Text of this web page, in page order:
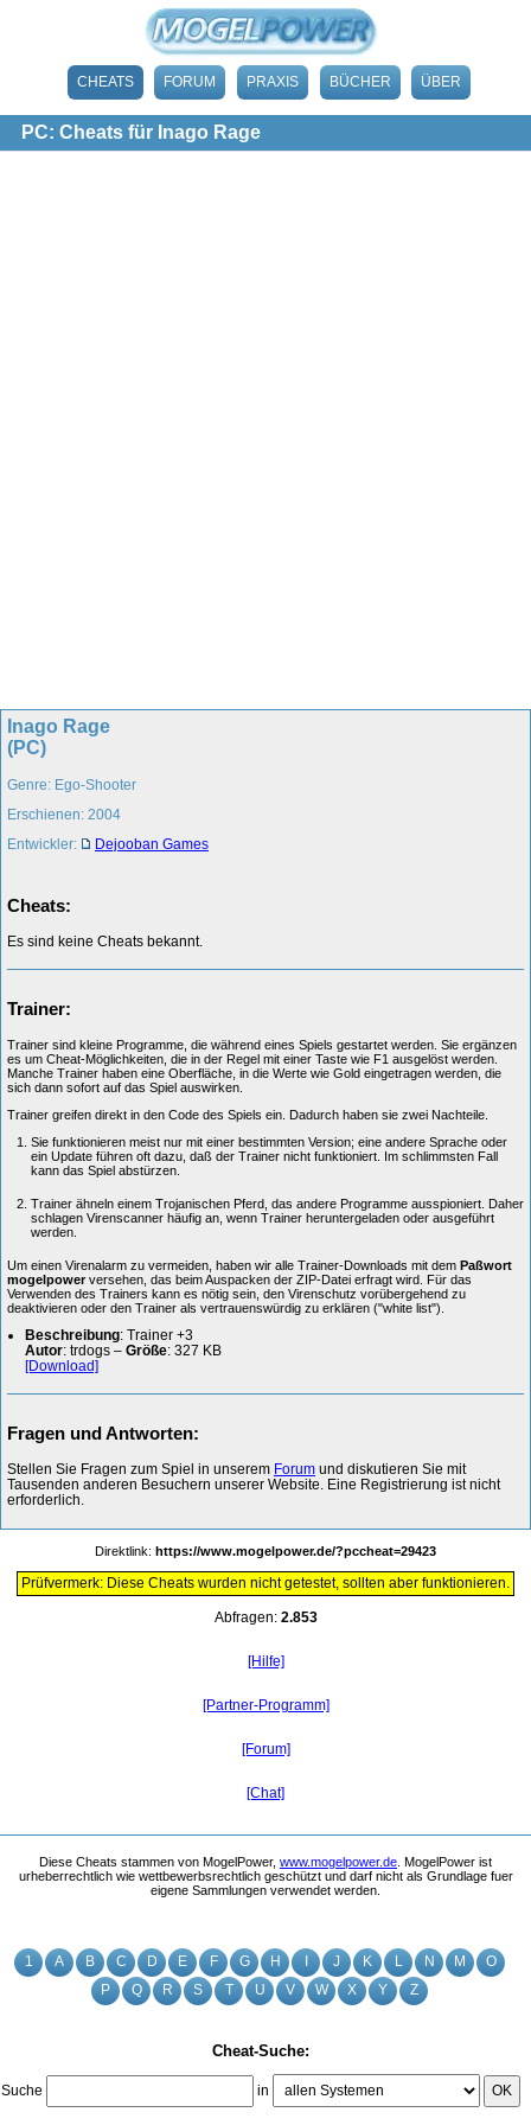
CHEATS FORUM PRAXIS BÜCHER ÜBER
PC: Cheats für Inago Rage
1 A B C D E F G H J K L N M
O
P
Q R S T U V W X Y Z
Cheat-Suche:
Suche in OK
Inago Rage
(PC)
Genre: Ego-Shooter
Erschienen: 2004
Entwickler:
Dejooban Games
Cheats:
Es sind keine Cheats bekannt.
Trainer:
Trainer sind kleine Programme, die während eines Spiels gestartet werden. Sie ergänzen
es um Cheat-Möglichkeiten, die in der Regel mit einer Taste wie F1 ausgelöst werden.
Manche Trainer haben eine Oberfläche, in die Werte wie Gold eingetragen werden, die
sich dann sofort auf das Spiel auswirken.
Trainer greifen direkt in den Code des Spiels ein. Dadurch haben sie zwei Nachteile.
Sie funktionieren meist nur mit einer bestimmten Version; eine andere Sprache oder
ein Update führen oft dazu, daß der Trainer nicht funktioniert. Im schlimmsten Fall
kann das Spiel abstürzen.
Trainer ähneln einem Trojanischen Pferd, das andere Programme ausspioniert. Daher
schlagen Virenscanner häufig an, wenn Trainer heruntergeladen oder ausgeführt
werden.
Um einen Virenalarm zu vermeiden, haben wir alle Trainer-Downloads mit dem Paßwort
mogelpowerversehen, das beim Auspacken der ZIP-Datei erfragt wird. Für das
Verwenden des Trainers kann es nötig sein, den Virenschutz vorübergehend zu
deaktivieren oder den Trainer als vertrauenswürdig zu erklären ("white list").
Beschreibung: Trainer +3
Autor: trdogs – Größe: 327 KB
[Download]
Fragen und Antworten:
Stellen Sie Fragen zum Spiel in unserem Forum und diskutieren Sie mit
Tausenden anderen Besuchern unserer Website. Eine Registrierung ist nicht
erforderlich.
Direktlink: https://www.mogelpower.de/?pccheat=29423
Prüfvermerk: Diese Cheats wurden nicht getestet, sollten aber funktionieren.
Abfragen: 2.853
[Hilfe]
[Partner-Programm]
[Forum]
[Chat]
Diese Cheats stammen von MogelPower, www.mogelpower.de . MogelPower ist
urheberrechtlich wie wettbewerbsrechtlich geschützt und darf nicht als Grundlage fuer
eigene Sammlungen verwendet werden.